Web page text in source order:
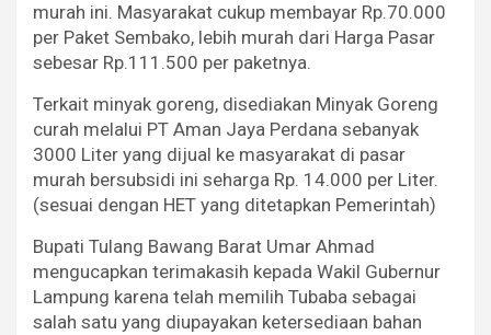
murah ini. Masyarakat cukup membayar Rp.70.000
per Paket Sembako, lebih murah dari Harga Pasar
sebesar Rp.111.500 per paketnya.
Terkait minyak goreng, disediakan Minyak Goreng
curah melalui PT Aman Jaya Perdana sebanyak
3000 Liter yang dijual ke masyarakat di pasar
murah bersubsidi ini seharga Rp. 14.000 per Liter.
(sesuai dengan HET yang ditetapkan Pemerintah)
Bupati Tulang Bawang Barat Umar Ahmad
mengucapkan terimakasih kepada Wakil Gubernur
Lampung karena telah memilih Tubaba sebagai
salah satu yang diupayakan ketersediaan bahan